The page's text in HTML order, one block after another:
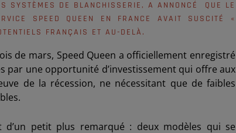
SYSTÈMES DE BLANCHISSERIE, A ANNONCÉ QUE LE
SPEED QUEEN EN FRANCE AVAIT SUSCITÉ «
FRANÇAIS ET AU-DELÀ.
de mars, Speed Queen a officiellement enregistré
par une opportunité d’investissement qui offre aux
de la récession, ne nécessitant que de faibles
d’un petit plus remarqué : deux modèles qui se